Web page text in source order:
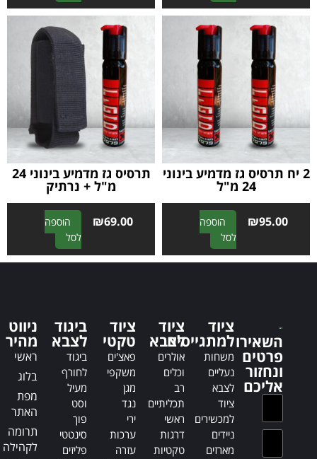
l
t
e
r
a
t
i
v
e
:
l
e
r
e
:
2 יח תרסיס גז מדמיע בינוני
24 מ"ל
₪95.00
הוספה
לסל
A
l
t
i
v
תרסיס גז מדמיע בינוני 24
מ"ל + נרתיק
₪69.00
הוספה
לסל
A
l
t
השאירו
פרטים
ונחזור
אליכם
ציוד
למתגייסים
משחות
נעליים
לצבא
ציוד
למכשירים
ניידים
מארזים
ציוד
לצבא
אולרים
וכלים
רב
תכליתיים
ראשי
דרגות
טקטיות
ציוד
טקטי
פאצ'ים
משקפי
מגן
נגד
ירי
ערכות
עזרה
ביגוד
לצבא
ביגוד
לחורף
מעיל
וסט
פוך
סינטטי
פליזים
ניווט
מהיר
ראשי
בלוג
מפת
האתר
תרומה
לקהילה